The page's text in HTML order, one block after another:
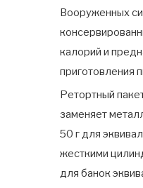
Вооруженных
калорий и
приготовления
Ретортный
заменяет
50 г для
жесткими
для банок